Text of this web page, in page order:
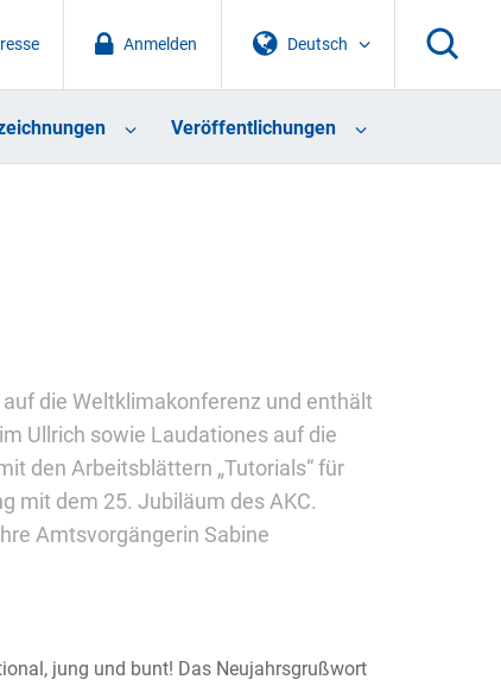
Deutsch
Anmelden
Veröffentlichungen
die Weltklimakonferenz und enthält
Ullrich sowie Laudationes auf die
den Arbeitsblättern „Tutorials“ für
mit dem 25. Jubiläum des AKC.
Amtsvorgängerin Sabine
jung und bunt! Das Neujahrsgrußwort